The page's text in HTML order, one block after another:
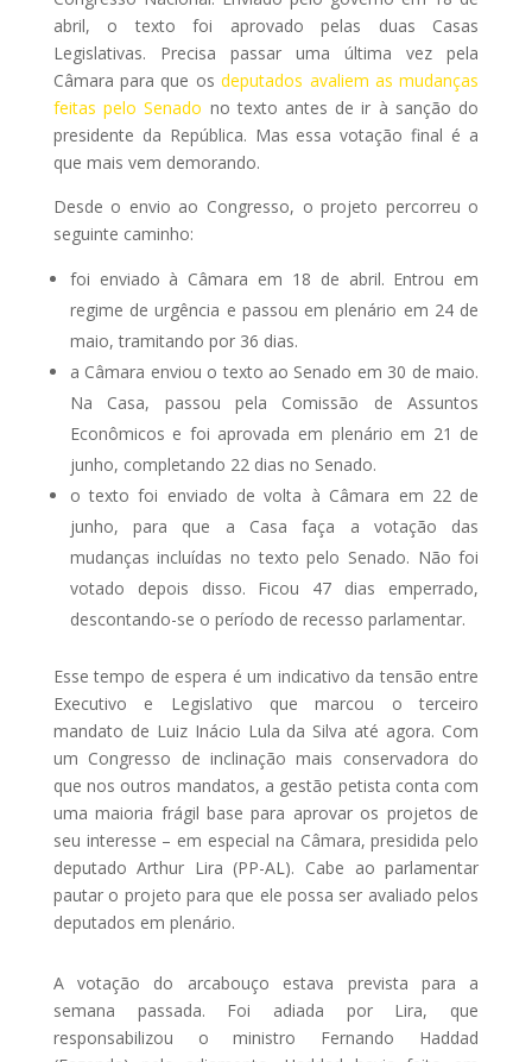
abril, o texto foi aprovado pelas duas Casas
Legislativas. Precisa passar uma última vez pela
Câmara para que osdeputados avaliem as mudanças
feitas pelo Senado no texto antes de ir à sanção do
presidente da República. Mas essa votação final é a
que mais vem demorando.
Desde o envio ao Congresso, o projeto percorreu o
seguinte caminho:
foi enviado à Câmara em 18 de abril. Entrou em
regime de urgência e passou em plenário em 24 de
maio, tramitando por 36 dias.
a Câmara enviou o texto ao Senado em 30 de maio.
Na Casa, passou pela Comissão de Assuntos
Econômicos e foi aprovada em plenário em 21 de
junho, completando 22 dias no Senado.
o texto foi enviado de volta à Câmara em 22 de
junho, para que a Casa faça a votação das
mudanças incluídas no texto pelo Senado. Não foi
votado depois disso. Ficou 47 dias emperrado,
descontando-se o período de recesso parlamentar.
Esse tempo de espera é um indicativo da tensão entre
Executivo e Legislativo que marcou o terceiro
mandato de Luiz Inácio Lula da Silva até agora. Com
um Congresso de inclinação mais conservadora do
que nos outros mandatos, a gestão petista conta com
uma maioria frágil base para aprovar os projetos de
seu interesse – em especial na Câmara, presidida pelo
deputado Arthur Lira (PP-AL). Cabe ao parlamentar
pautar o projeto para que ele possa ser avaliado pelos
deputados em plenário.
A votação do arcabouço estava prevista para a
semana passada. Foi adiada por Lira, que
responsabilizou o ministro Fernando Haddad